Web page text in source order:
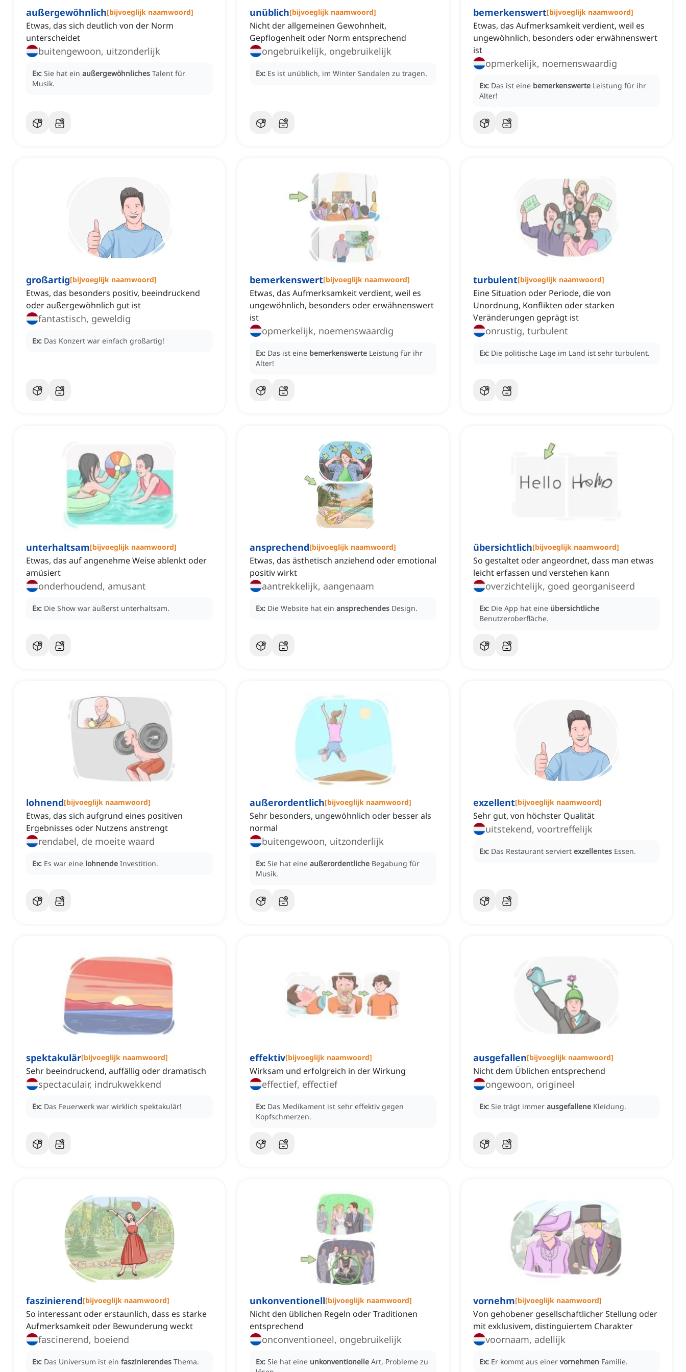
außergewöhnlich[bijvoeglijk naamwoord]
Etwas, das sich deutlich von der Norm
unterscheidet
buitengewoon, uitzonderlijk
Ex: Sie hat ein außergewöhnliches Talent für
Musik.
unüblich[bijvoeglijk naamwoord]
Nicht der allgemeinen Gewohnheit,
Gepflogenheit oder Norm entsprechend
ongebruikelijk, ongebruikelijk
Ex: Es ist unüblich, im Winter Sandalen zu tragen.
bemerkenswert[bijvoeglijk naamwoord]
Etwas, das Aufmerksamkeit verdient, weil es
ungewöhnlich, besonders oder erwähnenswert
ist
opmerkelijk, noemenswaardig
Ex: Das ist eine bemerkenswerte Leistung für ihr
Alter!
großartig[bijvoeglijk naamwoord]
Etwas, das besonders positiv, beeindruckend
oder außergewöhnlich gut ist
fantastisch, geweldig
Ex: Das Konzert war einfach großartig!
bemerkenswert[bijvoeglijk naamwoord]
Etwas, das Aufmerksamkeit verdient, weil es
ungewöhnlich, besonders oder erwähnenswert
ist
opmerkelijk, noemenswaardig
Ex: Das ist eine bemerkenswerte Leistung für ihr
Alter!
turbulent[bijvoeglijk naamwoord]
Eine Situation oder Periode, die von
Unordnung, Konflikten oder starken
Veränderungen geprägt ist
onrustig, turbulent
Ex: Die politische Lage im Land ist sehr turbulent.
unterhaltsam[bijvoeglijk naamwoord]
Etwas, das auf angenehme Weise ablenkt oder
amüsiert
onderhoudend, amusant
Ex: Die Show war äußerst unterhaltsam.
ansprechend[bijvoeglijk naamwoord]
Etwas, das ästhetisch anziehend oder emotional
positiv wirkt
aantrekkelijk, aangenaam
Ex: Die Website hat ein ansprechendes Design.
übersichtlich[bijvoeglijk naamwoord]
So gestaltet oder angeordnet, dass man etwas
leicht erfassen und verstehen kann
overzichtelijk, goed georganiseerd
Ex: Die App hat eine übersichtliche
Benutzeroberfläche.
lohnend[bijvoeglijk naamwoord]
Etwas, das sich aufgrund eines positiven
Ergebnisses oder Nutzens anstrengt
rendabel, de moeite waard
Ex: Es war eine lohnende Investition.
außerordentlich[bijvoeglijk naamwoord]
Sehr besonders, ungewöhnlich oder besser als
normal
buitengewoon, uitzonderlijk
Ex: Sie hat eine außerordentliche Begabung für
Musik.
exzellent[bijvoeglijk naamwoord]
Sehr gut, von höchster Qualität
uitstekend, voortreffelijk
Ex: Das Restaurant serviert exzellentes Essen.
spektakulär[bijvoeglijk naamwoord]
Sehr beeindruckend, auffällig oder dramatisch
spectaculair, indrukwekkend
Ex: Das Feuerwerk war wirklich spektakulär!
effektiv[bijvoeglijk naamwoord]
Wirksam und erfolgreich in der Wirkung
effectief, effectief
Ex: Das Medikament ist sehr effektiv gegen
Kopfschmerzen.
ausgefallen[bijvoeglijk naamwoord]
Nicht dem Üblichen entsprechend
ongewoon, origineel
Ex: Sie trägt immer ausgefallene Kleidung.
faszinierend[bijvoeglijk naamwoord]
So interessant oder erstaunlich, dass es starke
Aufmerksamkeit oder Bewunderung weckt
fascinerend, boeiend
Ex: Das Universum ist ein faszinierendes Thema.
unkonventionell[bijvoeglijk naamwoord]
Nicht den üblichen Regeln oder Traditionen
entsprechend
onconventioneel, ongebruikelijk
Ex: Sie hat eine unkonventionelle Art, Probleme zu
vornehm[bijvoeglijk naamwoord]
Von gehobener gesellschaftlicher Stellung oder
mit exklusivem, distinguiertem Charakter
voornaam, adellijk
Ex: Er kommt aus einer vornehmen Familie.